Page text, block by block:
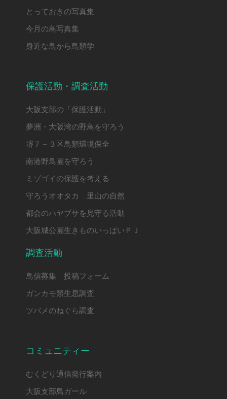
とっておきの写真集
今月の鳥写真集
身近な鳥から鳥類学
保護活動・調査活動
大阪支部の「保護活動」
夢洲・大阪湾の野鳥を守ろう
堺７－３区鳥類環境保全
南港野鳥園を守ろう
ミゾゴイの保護を考える
守ろうオオタカ 里山の自然
都会のハヤブサを見守る活動
大阪城公園生きものいっぱいＰＪ
調査活動
鳥信募集 投稿フォーム
ガンカモ類生息調査
ツバメのねぐら調査
コミュニティー
むくどり通信発行案内
大阪支部鳥ガール